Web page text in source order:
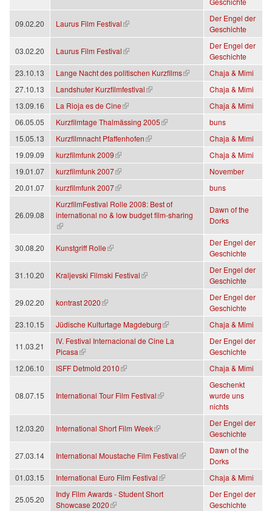
09.02.20 Laurus Film Festival
(Link ist extern)
Der Engel der
Geschichte
03.02.20 Laurus Film Festival
(Link ist extern)
Der Engel der
Geschichte
23.10.13
Lange Nacht des politischen Kurzfilms
(Link ist extern)
Chaja & Mimi
27.10.13
Landshuter Kurzfilmfestival
(Link ist extern)
Chaja & Mimi
13.09.16
La Rioja es de Cine
(Link ist extern)
Chaja & Mimi
06.05.05
Kurzfilmtage Thalmässing 2005
(Link ist extern)
buns
15.05.13
Kurzfilmnacht Pfaffenhofen
(Link ist extern)
Chaja & Mimi
19.09.09
kurzfilmfunk 2009
(Link ist extern)
Chaja & Mimi
19.01.07
kurzfilmfunk 2007
(Link ist extern)
November
20.01.07
kurzfilmfunk 2007
(Link ist extern) buns
26.09.08
KurzfilmFestival Rolle 2008: Best of
international no & low budget film-sharing
Dawn of the
Dorks
30.08.20 Kunstgriff Rolle
(Link ist extern)
Der Engel der
Geschichte
31.10.20 Kraljevski Filmski Festival
(Link ist extern)
Der Engel der
Geschichte
29.02.20 kontrast 2020
(Link ist extern)
Der Engel der
Geschichte
23.10.15
Jüdische Kulturtage Magdeburg
(Link ist extern) Chaja & Mimi
11.03.21
IV. Festival Internacional de Cine La
Picasa
(Link ist extern)
Der Engel der
Geschichte
12.06.10
ISFF Detmold 2010
(Link ist extern) Chaja & Mimi
08.07.15 International Tour Film Festival
(Link ist extern)
Geschenkt
wurde uns
nichts
12.03.20 International Short Film Week
(Link ist extern)
Der Engel der
Geschichte
27.03.14 International Moustache Film Festival
(Link ist extern)
Dawn of the
Dorks
01.03.15
International Euro Film Festival
(Link ist extern) Chaja & Mimi
25.05.20
Indy Film Awards - Student Short
Showcase 2020
(Link ist extern)
Der Engel der
Geschichte